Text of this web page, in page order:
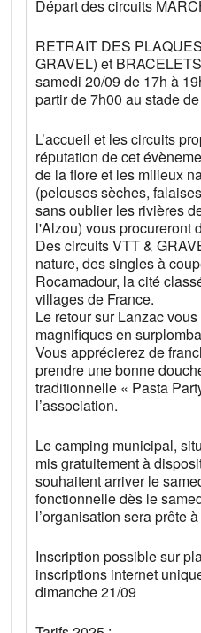
Départ des circuits
RETRAIT DES
GRAVEL) et
samedi 20/09 de 17h à
partir de 7h00 au stade
L’accueil et les circuits
réputation de cet
de la flore et les milieux
(pelouses sèches,
sans oublier les rivières
l'Alzou) vous procureront
Des circuits VTT &
nature, des singles à
Rocamadour, la cité
villages de France.
Le retour sur Lanzac
magnifiques en
Vous apprécierez de
prendre une bonne
traditionnelle « Pasta
l’association.
Le camping municipal,
mis gratuitement à
souhaitent arriver le
fonctionnelle dès le
l’organisation sera prête
Inscription possible sur
inscriptions internet
dimanche 21/09